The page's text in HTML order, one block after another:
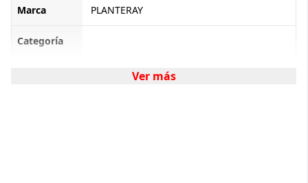
Marca PLANTERAY
Categoría
Ver más